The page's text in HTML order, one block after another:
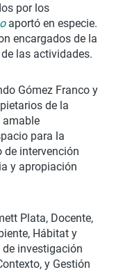
por los
aportó en especie.
encargados de la
las actividades.
Gómez Franco y
de la
amable
para la
de intervención
y apropiación
Plata, Docente,
Hábitat y
investigación
y Gestión